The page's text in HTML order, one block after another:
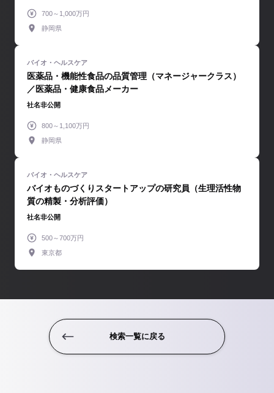
700～1,000万円
静岡県
医薬品・機能性食品の品質管理（マネージャークラス）
／医薬品・健康食品メーカー
社名非公開
800～1,100万円
静岡県
バイオものづくりスタートアップの研究員（生理活性物
質の精製・分析評価）
社名非公開
500～700万円
東京都
検索一覧に戻る